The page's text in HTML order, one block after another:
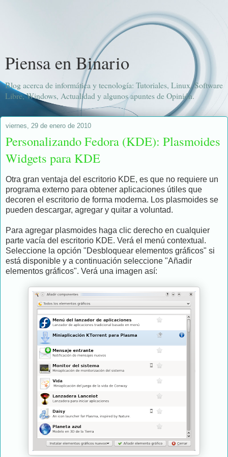
Piensa en Binario
Blog acerca de informática y tecnología: Tutoriales, Linux, Software
Libre, Windows, Actualidad y algunos apuntes de Opinión.
viernes, 29 de enero de 2010
Personalizando Fedora (KDE): Plasmoides
Widgets para KDE
Otra gran ventaja del escritorio KDE, es que no requiere un
programa externo para obtener aplicaciones útiles que
decoren el escritorio de forma moderna. Los plasmoides se
pueden descargar, agregar y quitar a voluntad.
Para agregar plasmoides haga clic derecho en cualquier
parte vacía del escritorio KDE. Verá el menú contextual.
Seleccione la opción "Desbloquear elementos gráficos" si
está disponible y a continuación seleccione "Añadir
elementos gráficos". Verá una imagen así: